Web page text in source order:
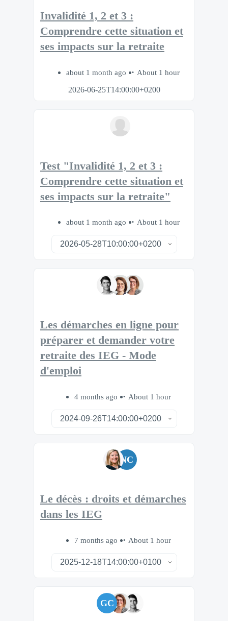
Invalidité 1, 2 et 3 :
Comprendre cette situation et
ses impacts sur la retraite
about 1 month ago
About 1 hour
2026-06-25T14:00:00+0200
Test "Invalidité 1, 2 et 3 :
Comprendre cette situation et
ses impacts sur la retraite"
about 1 month ago About 1 hour
Les démarches en ligne pour
préparer et demander votre
retraite des IEG - Mode
d'emploi
4 months ago About 1 hour
NC
Le décès : droits et démarches
dans les IEG
7 months ago About 1 hour
GC